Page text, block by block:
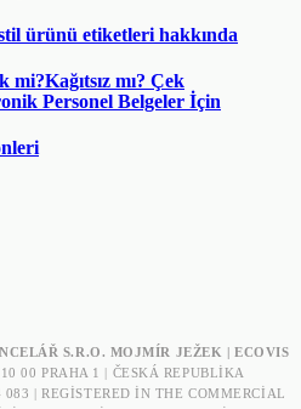
ürünü etiketleri hakkında
mi?Kağıtsız mı? Çek
Personel Belgeler İçin
S.R.O. MOJMÍR JEŽEK | ECOVIS
00 PRAHA 1 | ČESKÁ REPUBLIKA
| REGISTERED IN THE COMMERCIAL